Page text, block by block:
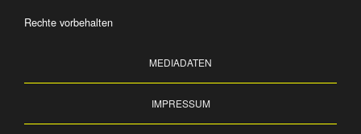
Rechte vorbehalten
MEDIADATEN
IMPRESSUM